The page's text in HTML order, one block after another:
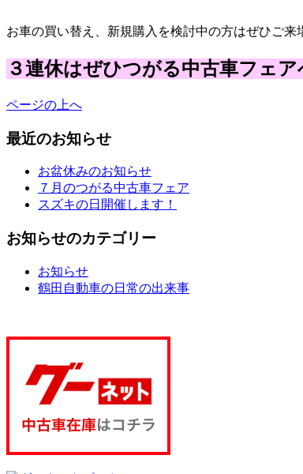
お車の買い替え、新規購入を検討中の方はぜひご来
３連休はぜひつがる中古車フェア
ページの上へ
最近のお知らせ
お盆休みのお知らせ
７月のつがる中古車フェア
スズキの日開催します！
お知らせのカテゴリー
お知らせ
鶴田自動車の日常の出来事